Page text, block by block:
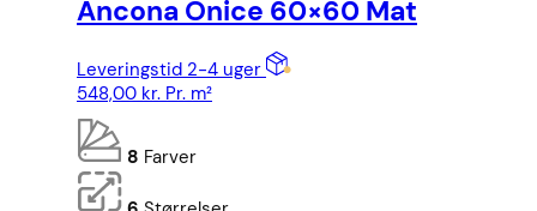
Ancona Onice 60×60 Mat
Leveringstid 2-4 uger
548,00 kr. Pr. m²
8 Farver